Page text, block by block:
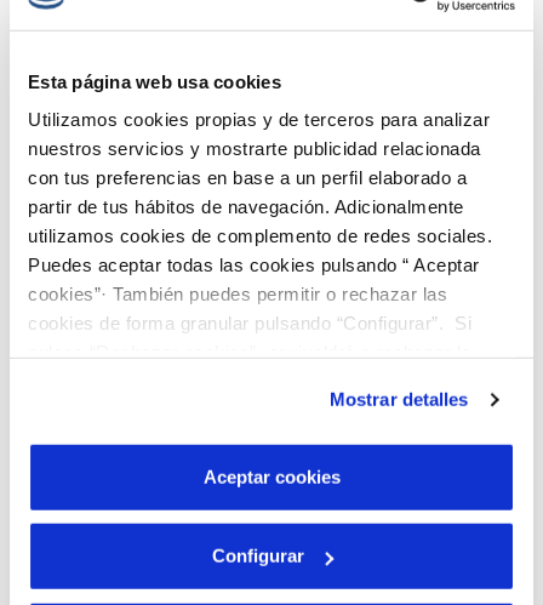
Esta página web usa cookies
Utilizamos cookies propias y de terceros para analizar
nuestros servicios y mostrarte publicidad relacionada
con tus preferencias en base a un perfil elaborado a
partir de tus hábitos de navegación. Adicionalmente
utilizamos cookies de complemento de redes sociales.
Puedes aceptar todas las cookies pulsando “ Aceptar
cookies”· También puedes permitir o rechazar las
cookies de forma granular pulsando “Configurar”. Si
son indispensables para que el sitio web funcione y que
por tanto no se pueden desactivar. Puedes consultar
más información en nuestraPolítica de Cookies
Mostrar detalles
Aceptar cookies
Configurar
sostenible
Read More →